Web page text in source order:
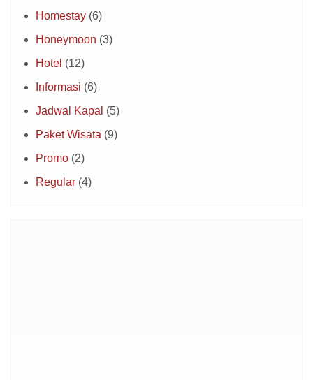
Homestay (6)
Honeymoon (3)
Hotel (12)
Informasi (6)
Jadwal Kapal (5)
Paket Wisata (9)
Promo (2)
Regular (4)